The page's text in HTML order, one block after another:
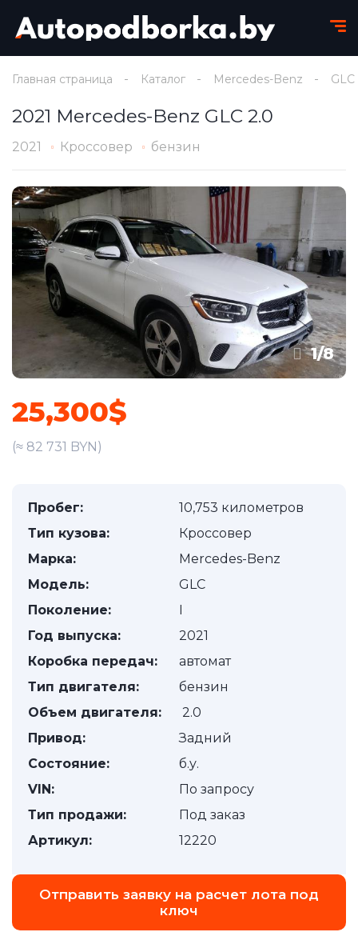
Главная страница Каталог Mercedes-Benz GLC
2021 Mercedes-Benz GLC 2.0
2021 Кроссовер бензин
1/8
25,300$
(≈ 82 731 BYN)
Пробег:
10,753 километров
Тип кузова:
Кроссовер
Марка:
Mercedes-Benz
Модель:
GLC
Поколение:
I
Год выпуска:
2021
Коробка передач:
автомат
Тип двигателя:
бензин
Объем двигателя:
2.0
Привод:
Задний
Состояние:
б.у.
VIN:
По запросу
Тип продажи:
Под заказ
Артикул:
12220
Отправить заявку на расчет лота под
ключ